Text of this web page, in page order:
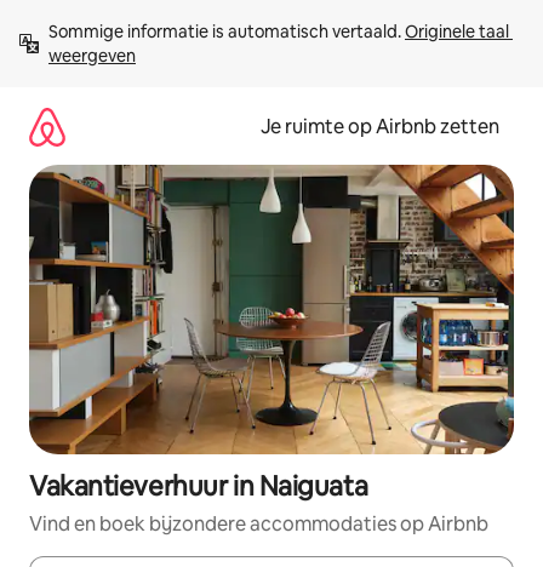
direct
naar
Sommige informatie is automatisch vertaald. Originele taal
weergeven
Je ruimte op Airbnb zetten
Vakantieverhuur in Naiguata
Vind en boek bijzondere accommodaties op Airbnb